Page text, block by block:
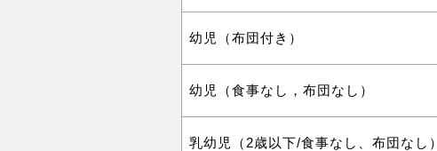
幼児（布団付き）
幼児（食事なし，布団なし）
乳幼児（2歳以下/食事なし、布団なし）